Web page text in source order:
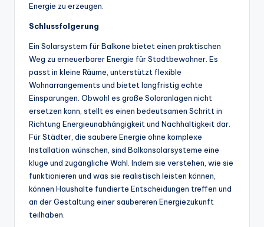
Energie zu erzeugen.
Schlussfolgerung
Ein Solarsystem für Balkone bietet einen praktischen
Weg zu erneuerbarer Energie für Stadtbewohner. Es
passt in kleine Räume, unterstützt flexible
Wohnarrangements und bietet langfristig echte
Einsparungen. Obwohl es große Solaranlagen nicht
ersetzen kann, stellt es einen bedeutsamen Schritt in
Richtung Energieunabhängigkeit und Nachhaltigkeit dar.
Für Städter, die saubere Energie ohne komplexe
Installation wünschen, sind Balkonsolarsysteme eine
kluge und zugängliche Wahl. Indem sie verstehen, wie sie
funktionieren und was sie realistisch leisten können,
können Haushalte fundierte Entscheidungen treffen und
an der Gestaltung einer saubereren Energiezukunft
teilhaben.